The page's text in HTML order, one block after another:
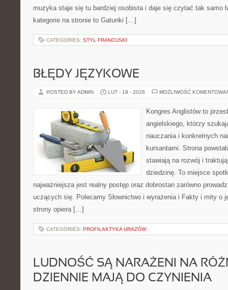
muzyka staje się tu bardziej osobista i daje się czytać tak samo
kategorie na stronie to Gatunki […]
CATEGORIES: STYL FRANCUSKI
BŁĘDY JĘZYKOWE
POSTED BY ADMIN LUT - 19 - 2026 MOŻLIWOŚĆ
Kongres Anglistów to
angielskiego, którzy
nauczania i konkretnych
kursantami. Strona
stawiają na rozwój i
dziedzinę. To miejsce
najważniejsza jest realny postęp oraz dobrostan zarówno
uczących się. Polecamy Słownictwo i wyrażenia i Fakty i mity o
strony opiera […]
CATEGORIES: PROFILAKTYKA URAZÓW
LUDNOŚĆ SĄ NARAŻENI NA
DZIENNIE MAJĄ DO CZYNIENIA